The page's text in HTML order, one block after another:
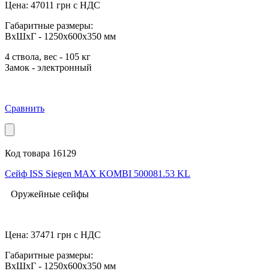
Цена: 47011 грн с НДС
Габаритные размеры:
ВхШхГ - 1250х600x350 мм
4 ствола, вес - 105 кг
Замок - электронный
Сравнить
Код товара 16129
Сейф ISS Siegen MAX KOMBI 500081.53 KL
Оружейные сейфы
Цена: 37471 грн с НДС
Габаритные размеры:
ВхШхГ - 1250x600x350 мм